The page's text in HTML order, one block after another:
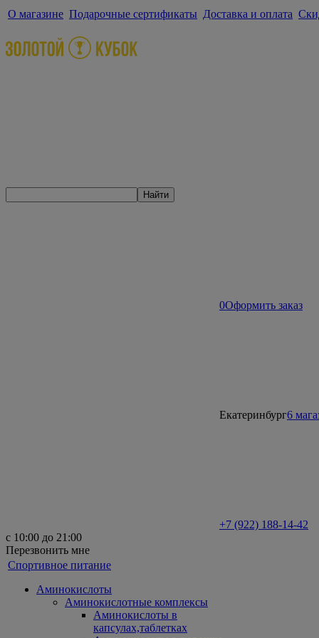
О магазине Подарочные сертификаты Доставка и оплата
Найти
0Оформить заказ
Екатеринбург6
+7 (922) 188-14-42
с 10:00 до 21:00
Перезвонить мне
Спортивное питание
Аминокислоты
Аминокислотные комплексы
Аминокислоты в
капсулах,таблетках